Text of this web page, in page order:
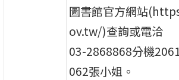
圖書館官方網站
ov.tw/)查詢或電洽
03-2868868分機
062張小姐。